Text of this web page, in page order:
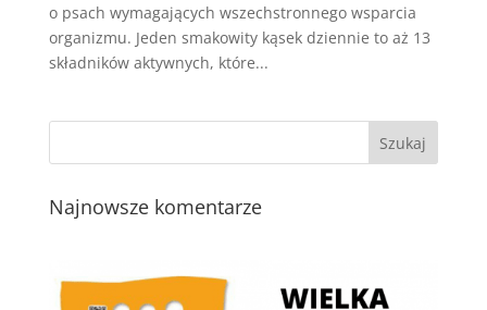
o psach wymagających wszechstronnego wsparcia
organizmu. Jeden smakowity kąsek dziennie to aż 13
składników aktywnych, które...
Najnowsze komentarze